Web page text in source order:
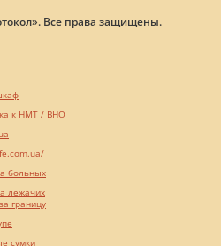
Все права защищены.
к НМТ / ВНО
больных
лежачих
границу
сумки